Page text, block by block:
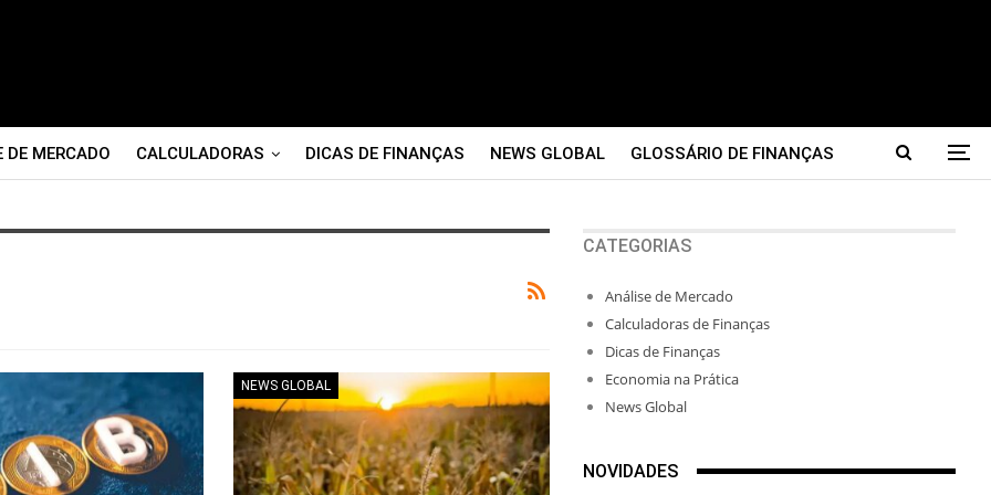
DE MERCADO CALCULADORAS DICAS DE FINANÇAS NEWS GLOBAL GLOSSÁRIO DE FINANÇAS
NEWS GLOBAL
CATEGORIAS
Análise de Mercado
Calculadoras de Finanças
Dicas de Finanças
Economia na Prática
News Global
NOVIDADES